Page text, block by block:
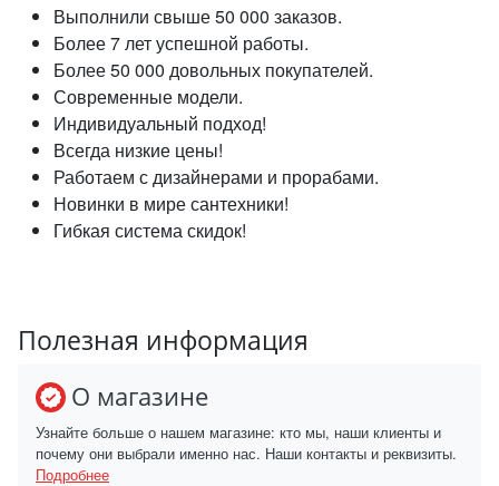
Выполнили свыше 50 000 заказов.
Более 7 лет успешной работы.
Более 50 000 довольных покупателей.
Современные модели.
Индивидуальный подход!
Всегда низкие цены!
Работаем с дизайнерами и прорабами.
Новинки в мире сантехники!
Гибкая система скидок!
Полезная информация
О магазине
Узнайте больше о нашем магазине: кто мы, наши клиенты и
почему они выбрали именно нас. Наши контакты и реквизиты.
Подробнее